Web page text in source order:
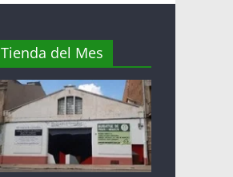
Tienda del Mes